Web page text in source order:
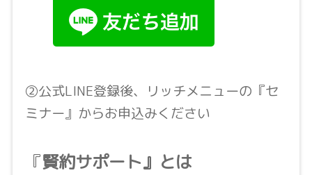
②公式LINE登録後、リッチメニューの『セ
ミナー』からお申込みください
『賢約サポート』とは